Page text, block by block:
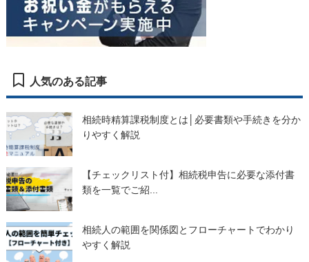
人気のある記事
相続時精算課税制度とは│必要書類や手続きを分か
りやすく解説
【チェックリスト付】相続税申告に必要な添付書
類を一覧でご紹...
相続人の範囲を関係図とフローチャートでわかり
やすく解説